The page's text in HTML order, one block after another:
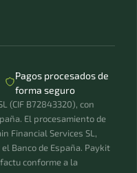
Pagos procesados de
forma seguro
(CIF B72843320), con
El procesamiento de
Financial Services SL,
Banco de España. Paykit
conforme a la